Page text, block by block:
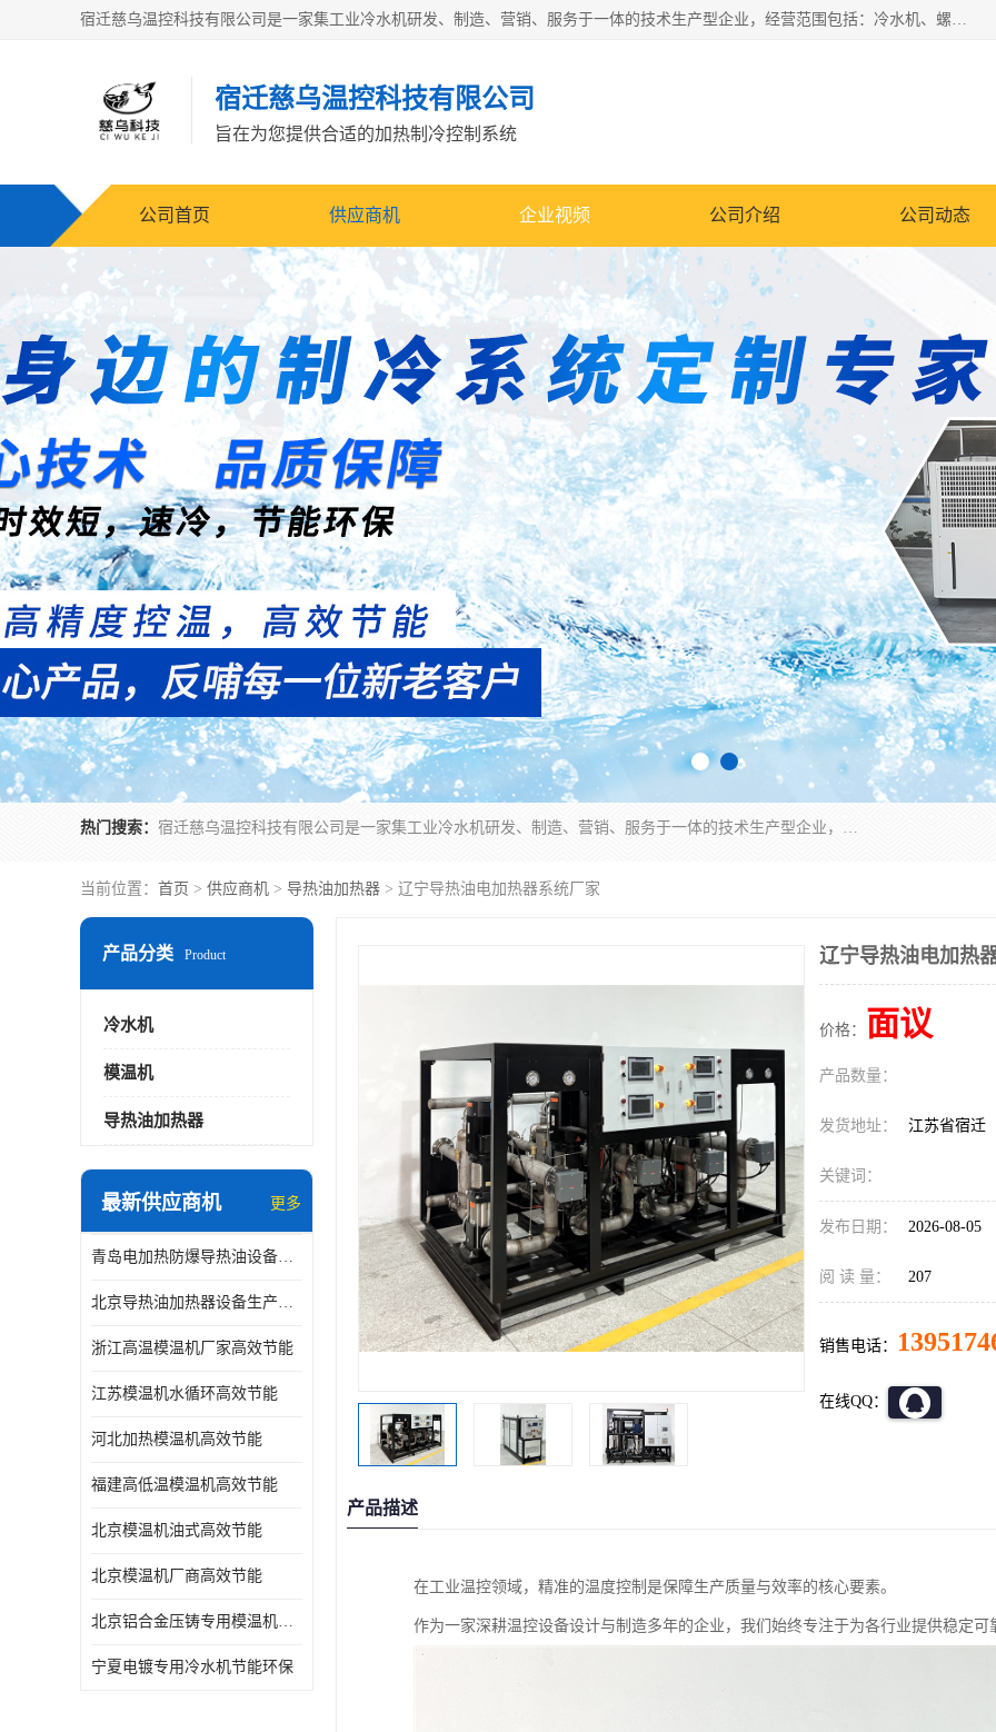
宿迁慈乌温控科技有限公司是一家集工业冷水机研发、制造、营销、服务于一体的技术生产型企业，经营范围包括：冷水机、螺杆式冷水机组、工业冷水机、水冷式冷水机、风冷式冷水机组、风冷螺杆式冷冻机组、冷冻机、注塑专用冷水机、混泥土专用冷水机、低温防爆冷水机组等。专业温控设备供应商 模温机/冷水机/导热油炉定制服务等
宿迁慈乌温控科技有限公司
旨在为您提供合适的加热制冷控制系统
公司首页 供应商机 企业视频 公司介绍 公司动态
热门搜索： 宿迁慈乌温控科技有限公司是一家集工业冷水机研发、制造、营销、服务于一体的技术生产型企业，经营范围包括：冷水机、螺杆式冷水机组、工业冷水机、水冷式冷水机、风冷式冷水机组、风冷螺杆式冷冻机组、冷冻机、注塑专用冷水机、混泥土专用冷水机、低温防爆冷水机组等。专业温控设备供应商 模温机/冷水机/导热油炉定制服务等
当前位置： 首页 > 供应商机 > 导热油加热器 > 辽宁导热油电加热器系统厂家
产品分类 Product
冷水机
模温机
导热油加热器
最新供应商机 更多
青岛电加热防爆导热油设备生产厂家
北京导热油加热器设备生产厂家
浙江高温模温机厂家高效节能
江苏模温机水循环高效节能
河北加热模温机高效节能
福建高低温模温机高效节能
北京模温机油式高效节能
北京模温机厂商高效节能
北京铝合金压铸专用模温机高效节能
宁夏电镀专用冷水机节能环保
辽宁导热油电加热
价格： 面议
产品数量：
发货地址： 江苏省宿迁
关键词：
发布日期： 2026-08-05
阅 读 量： 207
销售电话：
在线QQ：
产品描述
在工业温控领域，精准的温度控制是保障生产质量与效率的核心要素。
作为一家深耕温控设备设计与制造多年的企业，我们始终专注于为各行业提供稳定可